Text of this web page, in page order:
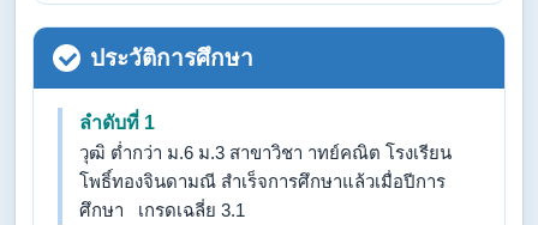
ประวัติการศึกษา
ลำดับที่ 1
วุฒิ ต่ำกว่า ม.6 ม.3 สาขาวิชา าทย์คณิต โรงเรียน
โพธิ์ทองจินดามณี สำเร็จการศึกษาแล้วเมื่อปีการ
ศึกษา เกรดเฉลี่ย 3.1